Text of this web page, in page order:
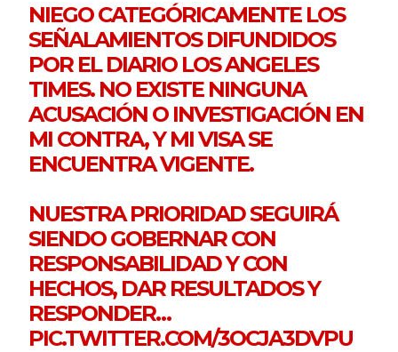
NIEGO CATEGÓRICAMENTE LOS
SEÑALAMIENTOS DIFUNDIDOS
POR EL DIARIO LOS ANGELES
TIMES. NO EXISTE NINGUNA
ACUSACIÓN O INVESTIGACIÓN EN
MI CONTRA, Y MI VISA SE
ENCUENTRA VIGENTE.
NUESTRA PRIORIDAD SEGUIRÁ
SIENDO GOBERNAR CON
RESPONSABILIDAD Y CON
HECHOS, DAR RESULTADOS Y
RESPONDER…
PIC.TWITTER.COM/3OCJA3DVPU